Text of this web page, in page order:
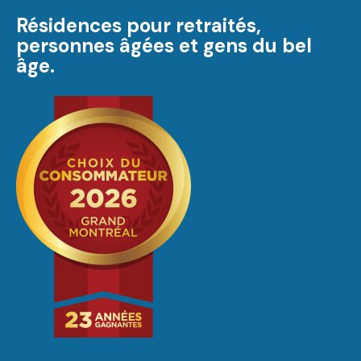
Résidences pour retraités,
personnes âgées et gens du bel
âge.